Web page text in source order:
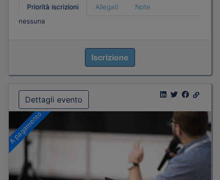
Priorità iscrizioni Allegati
Note
nessuna
Iscrizione
Dettagli evento
A pagamento